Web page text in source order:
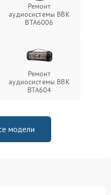
Ремонт
аудиосистемы BBK
BTA6006
Ремонт
аудиосистемы BBK
BTA604
модели